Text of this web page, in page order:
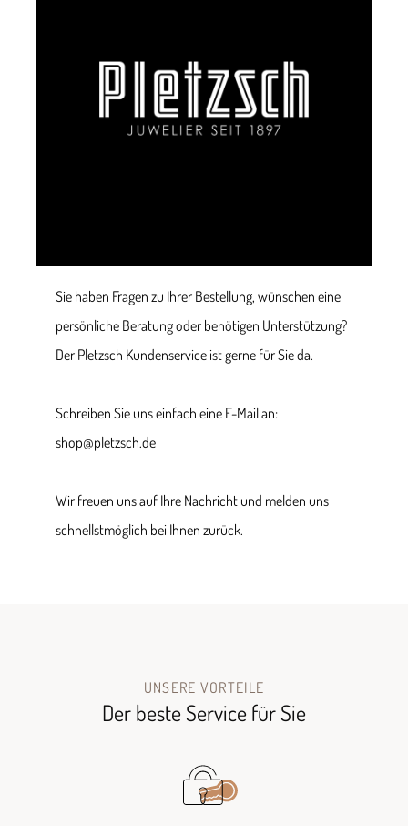
Sie haben Fragen zu Ihrer Bestellung, wünschen eine
persönliche Beratung oder benötigen Unterstützung?
Der Pletzsch Kundenservice ist gerne für Sie da.
Schreiben Sie uns einfach eine E-Mail an:
shop@pletzsch.de
Wir freuen uns auf Ihre Nachricht und melden uns
schnellstmöglich bei Ihnen zurück.
UNSERE VORTEILE
Der beste Service für Sie